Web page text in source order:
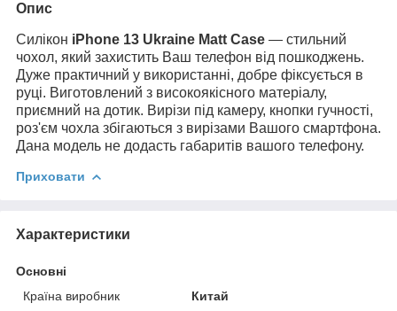
Опис
Силікон iPhone 13 Ukraine Matt Case — стильний
чохол, який захистить Ваш телефон від пошкоджень.
Дуже практичний у використанні, добре фіксується в
руці. Виготовлений з високоякісного матеріалу,
приємний на дотик. Вирізи під камеру, кнопки гучності,
роз'єм чохла збігаються з вирізами Вашого смартфона.
Дана модель не додасть габаритів вашого телефону.
Приховати
Характеристики
Основні
Країна виробник
Китай